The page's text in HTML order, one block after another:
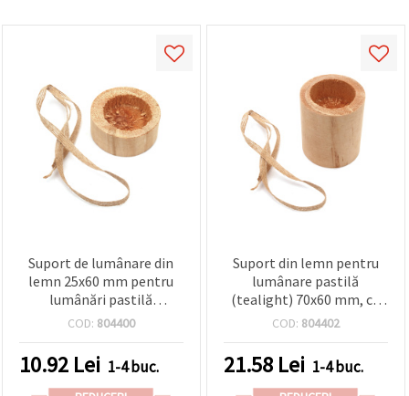
Suport de lumânare din
lemn 25x60 mm pentru
lumânări pastilă
(tealight) 40x15 mm, cu
mm
COD: 804400
10.92 Lei 1-4 buc.
Suport din lemn pentru
lumânare pastilă
(tealight) 70x60 mm, cu
panglică din iută 300x7
40x25 mm
COD: 804402
21.58 Lei 1-4 buc.